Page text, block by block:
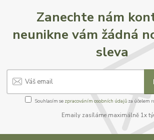
Zanechte nám
neunikne vám žádná
sleva
Souhlasím se zpracováním osobních údajůza účelem
Emaily zasíláme maximálně 1x